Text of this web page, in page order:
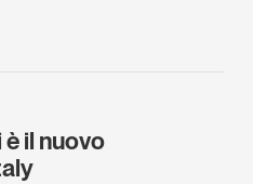
il nuovo